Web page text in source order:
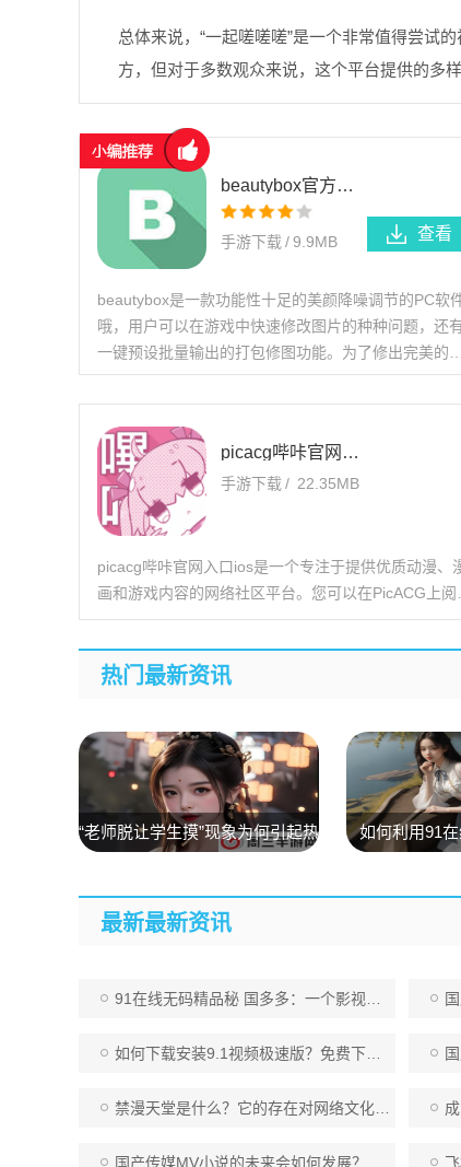
总体来说，“一起嗟嗟嗟”是一个非常值得尝试
方，但对于多数观众来说，这个平台提供的多
beautybox官方安装
手游下载/9.9MB 查看
beautybox是一款功能性十足的美颜降噪调节的PC软
哦，用户可以在游戏中快速修改图片的种种问题，还
一键预设批量输出的打包修图功能。为了修出完美的图
片，感兴趣的用户就快来试试看吧！特别说明提取码
picacg哔咔官网入口ios下载
手游下载/ 22.35MB
picacg哔咔官网入口ios是一个专注于提供优质动漫、
画和游戏内容的网络社区平台。您可以在PicACG上阅
最新漫画章节，分享创作作品，并参与有趣的活动与
赛。您可以在picacg哔咔官网入口io
热门最新资讯
“老师脱让学生摸”现象为何引起热 如何利用91
最新最新资讯
91在线无码精品秘 国多多：一个影视资源丰富、操作简单且高质量的娱乐平台，你值得拥有！ 国
如何下载安装9.1视频极速版？免费下载并流畅观看视频的步骤与技巧 国
禁漫天堂是什么？它的存在对网络文化和法律带来了哪些挑战？ 成
国产传媒MV小说的未来会如何发展？麻豆精品秘如何在竞争中脱颖而出？ 飞